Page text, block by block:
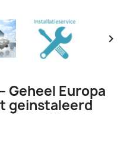

Geheel Europa
geinstaleerd